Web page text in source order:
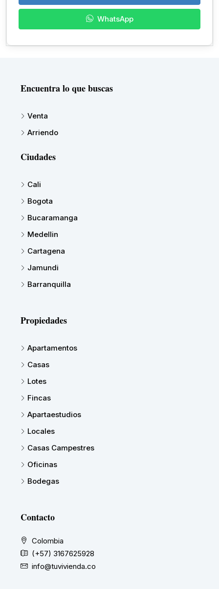
WhatsApp
Encuentra lo que buscas
Venta
Arriendo
Ciudades
Cali
Bogota
Bucaramanga
Medellin
Cartagena
Jamundi
Barranquilla
Propiedades
Apartamentos
Casas
Lotes
Fincas
Apartaestudios
Locales
Casas Campestres
Oficinas
Bodegas
Contacto
Colombia
(+57) 3167625928
info@tuvivienda.co